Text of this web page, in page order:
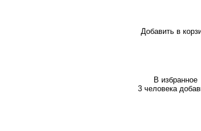
Добавить в
В избранное
3 человека